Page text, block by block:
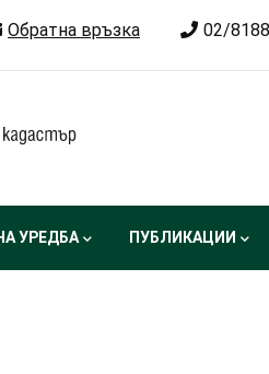
Обратна връзка 02/
УРЕДБА ПУБЛИКАЦИИ